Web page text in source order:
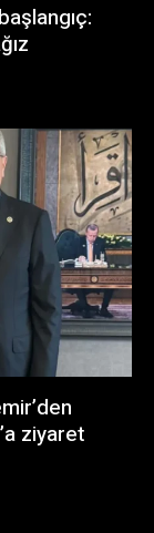
ziyaret